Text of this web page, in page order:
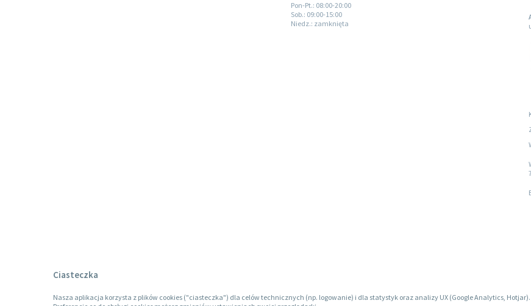
Pon-Pt.: 08:00-20:00
Sob.: 09:00-15:00
Niedz.: zamknięta
Ciasteczka
Nasza aplikacja korzysta z plików cookies ("ciasteczka") dla celów technicznych (np. logowanie) i dla statystyk oraz analizy UX (Google Analytics,